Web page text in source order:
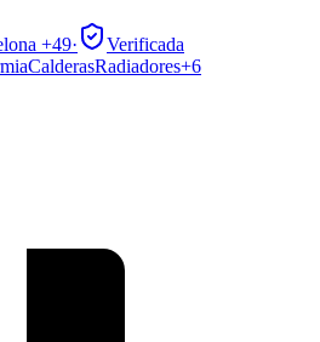
+49·
Verificada
CalderasRadiadores+6